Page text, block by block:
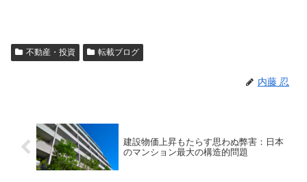
不動産・投資 転載ブログ
内藤 忍
建設物価上昇もたらす思わぬ弊害：日本
のマンション最大の構造的問題